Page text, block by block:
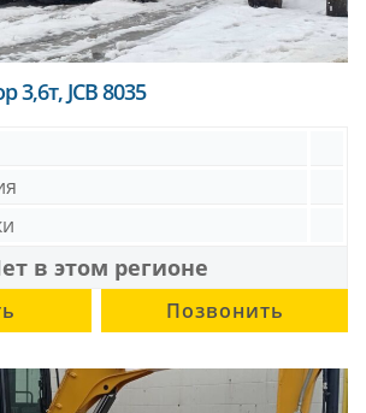
3,6т, JCB 8035
в этом регионе
Позвонить